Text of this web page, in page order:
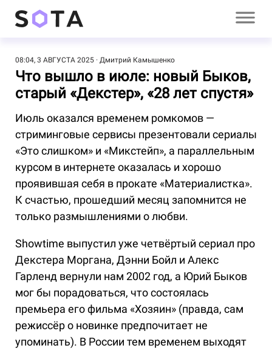
08:04, 3 АВГУСТА 2025 Дмитрий Камышенко
Что вышло в июле: новый Быков,
старый «Декстер», «28 лет спустя»
Июль оказался временем ромкомов —
стриминговые сервисы презентовали сериалы
«Это слишком» и «Микстейп», а параллельным
курсом в интернете оказалась и хорошо
проявившая себя в прокате «Материалистка».
К счастью, прошедший месяц запомнится не
только размышлениями о любви.
Showtime выпустил уже четвёртый сериал про
Декстера Моргана, Дэнни Бойл и Алекс
Гарленд вернули нам 2002 год, а Юрий Быков
мог бы порадоваться, что состоялась
премьера его фильма «Хозяин» (правда, сам
режиссёр о новинке предпочитает не
упоминать). В России тем временем выходят